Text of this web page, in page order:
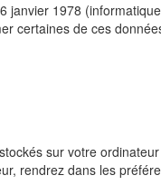
janvier 1978
certaines de ces
sur votre
rendrez dans les